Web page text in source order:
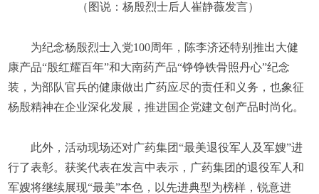
（图说：杨殷烈士后人崔静薇发言）
为纪念杨殷烈士入党100周年，陈李济还特别推出大健
康产品“殷红耀百年”和大南药产品“铮铮铁骨照丹心”纪念
装，为部队官兵的健康做出广药应尽的责任和义务，也象征
杨殷精神在企业深化发展，推进国企党建文创产品时尚化。
此外，活动现场还对广药集团“最美退役军人及军嫂”进
行了表彰。获奖代表在发言中表示，广药集团的退役军人和
军嫂将继续展现“最美”本色，以先进典型为榜样，锐意进